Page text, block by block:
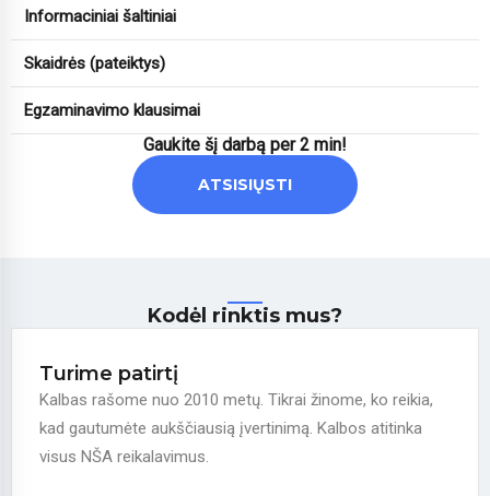
Informaciniai šaltiniai
Skaidrės (pateiktys)
Egzaminavimo klausimai
Gaukite šį darbą per 2 min!
ATSISIŲSTI
Kodėl rinktis mus?
Turime patirtį
Kalbas rašome nuo 2010 metų. Tikrai žinome, ko reikia,
kad gautumėte aukščiausią įvertinimą. Kalbos atitinka
visus NŠA reikalavimus.